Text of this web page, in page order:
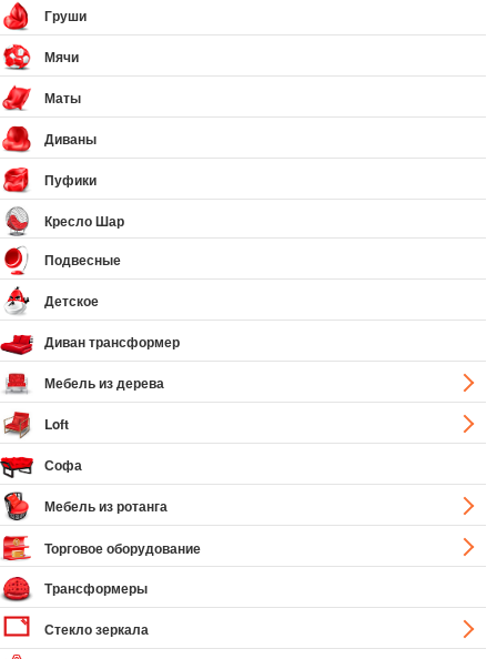
Груши
Мячи
Маты
Диваны
Пуфики
Кресло Шар
Подвесные
Детское
Диван трансформер
Мебель из дерева
Loft
Софа
Мебель из ротанга
Торговое оборудование
Трансформеры
Стекло зеркала